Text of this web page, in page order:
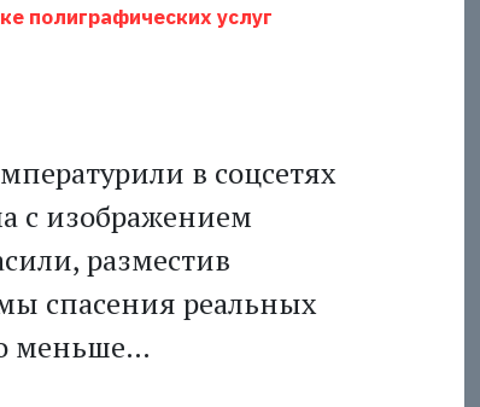
полиграфических услуг
в соцсетях
с изображением
разместив
спасения реальных
меньше…